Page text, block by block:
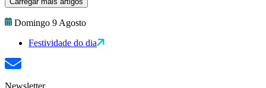
Domingo 9 Agosto
Festividade do dia